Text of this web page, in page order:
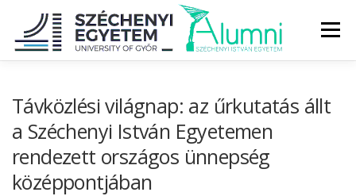
tartalomhoz
Menü
DIPLOMAÁTADÓ DIPLOMÁN TÚL
Távközlési világnap: az űrkutatás állt
a Széchenyi István Egyetemen
rendezett országos ünnepség
középpontjában